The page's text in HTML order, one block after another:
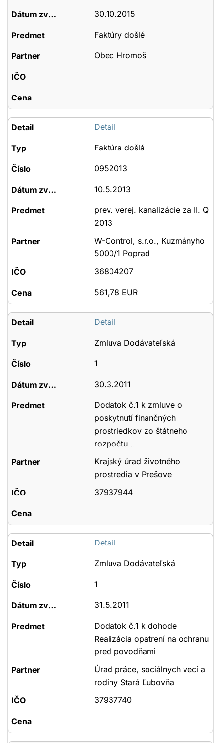
30.10.2015
Faktúry došlé
Obec Hromoš
Detail
Faktúra došlá
0952013
10.5.2013
prev. verej. kanalizácie za II. Q
2013
W-Control, s.r.o., Kuzmányho
5000/1 Poprad
36804207
561,78 EUR
Detail
Zmluva Dodávateľská
1
30.3.2011
Dodatok č.1 k zmluve o
poskytnutí finančných
prostriedkov zo štátneho
rozpočtu...
Krajský úrad životného
prostredia v Prešove
37937944
Detail
Zmluva Dodávateľská
1
31.5.2011
Dodatok č.1 k dohode
Realizácia opatrení na ochranu
pred povodňami
Úrad práce, sociálnych vecí a
rodiny Stará Ľubovňa
37937740